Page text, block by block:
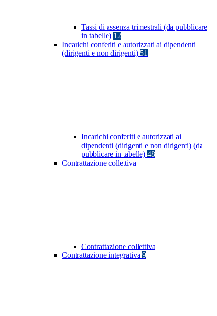
Tassi di assenza trimestrali (da pubblicare
in tabelle) 12
Incarichi conferiti e autorizzati ai dipendenti
(dirigenti e non dirigenti) 51
Incarichi conferiti e autorizzati ai
dipendenti (dirigenti e non dirigenti) (da
pubblicare in tabelle) 48
Contrattazione collettiva
Contrattazione collettiva
Contrattazione integrativa 9